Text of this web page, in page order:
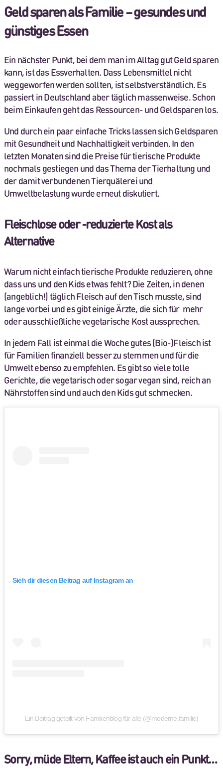
Geld sparen als Familie – gesundes und
günstiges Essen
Ein nächster Punkt, bei dem man im Alltag gut Geld sparen
kann, ist das Essverhalten. Dass Lebensmittel nicht
weggeworfen werden sollten, ist selbstverständlich. Es
passiert in Deutschland aber täglich massenweise. Schon
beim Einkaufen geht das Ressourcen- und Geldsparen los.
Und durch ein paar einfache Tricks lassen sich Geldsparen
mit Gesundheit und Nachhaltigkeit verbinden. In den
letzten Monaten sind die Preise für tierische Produkte
nochmals gestiegen und das Thema der Tierhaltung und
der damit verbundenen Tierquälerei und
Umweltbelastung wurde erneut diskutiert.
Fleischlose oder -reduzierte Kost als
Alternative
Warum nicht einfach tierische Produkte reduzieren, ohne
dass uns und den Kids etwas fehlt? Die Zeiten, in denen
(angeblich!) täglich Fleisch auf den Tisch musste, sind
lange vorbei und es gibt einige Ärzte, die sich für mehr
oder ausschließliche vegetarische Kost aussprechen.
In jedem Fall ist einmal die Woche gutes (Bio-)Fleisch ist
für Familien finanziell besser zu stemmen und für die
Umwelt ebenso zu empfehlen. Es gibt so viele tolle
Gerichte, die vegetarisch oder sogar vegan sind, reich an
Nährstoffen sind und auch den Kids gut schmecken.
Sieh dir diesen Beitrag auf Instagram an
Ein Beitrag geteilt von Familienblog für alle (@moderne.familie)
Sorry, müde Eltern, Kaffee ist auch ein Punkt…